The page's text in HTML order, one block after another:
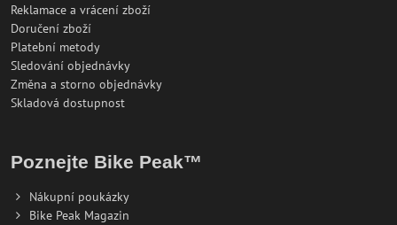
Reklamace a vrácení zboží
Doručení zboží
Platební metody
Sledování objednávky
Změna a storno objednávky
Skladová dostupnost
Poznejte Bike Peak™
Nákupní poukázky
Bike Peak Magazin